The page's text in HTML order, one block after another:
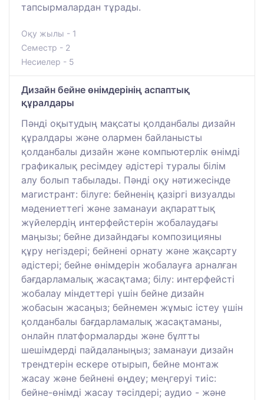
тапсырмалардан тұрады.
Оқу жылы - 1
Семестр - 2
Несиелер - 5
Дизайн бейне өнімдерінің аспаптық
құралдары
Пәнді оқытудың мақсаты қолданбалы дизайн
құралдары және олармен байланысты
қолданбалы дизайн және компьютерлік өнімді
графикалық ресімдеу әдістері туралы білім
алу болып табылады. Пәнді оқу нәтижесінде
магистрант: білуге: бейненің қазіргі визуалды
мәдениеттегі және заманауи ақпараттық
жүйелердің интерфейстерін жобалаудағы
маңызы; бейне дизайндағы композицияны
құру негіздері; бейнені орнату және жақсарту
әдістері; бейне өнімдерін жобалауға арналған
бағдарламалық жасақтама; білу: интерфейсті
жобалау міндеттері үшін бейне дизайн
жобасын жасаңыз; бейнемен жұмыс істеу үшін
қолданбалы бағдарламалық жасақтаманы,
онлайн платформаларды және бұлтты
шешімдерді пайдаланыңыз; заманауи дизайн
трендтерін ескере отырып, бейне монтаж
жасау және бейнені өңдеу; меңгеруі тиіс:
бейне-өнімді жасау тәсілдері; аудио - және